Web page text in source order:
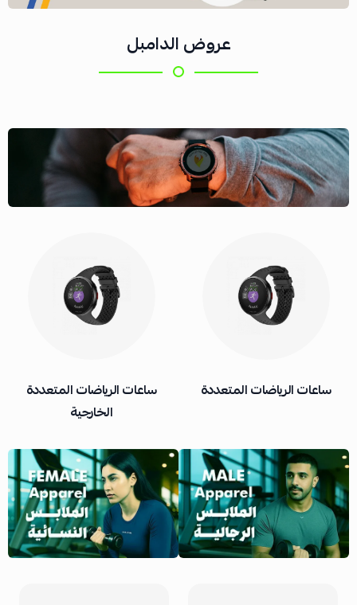
عروض الدامبل
ساعات الرياضات المتعددة
شريط حساس القلب